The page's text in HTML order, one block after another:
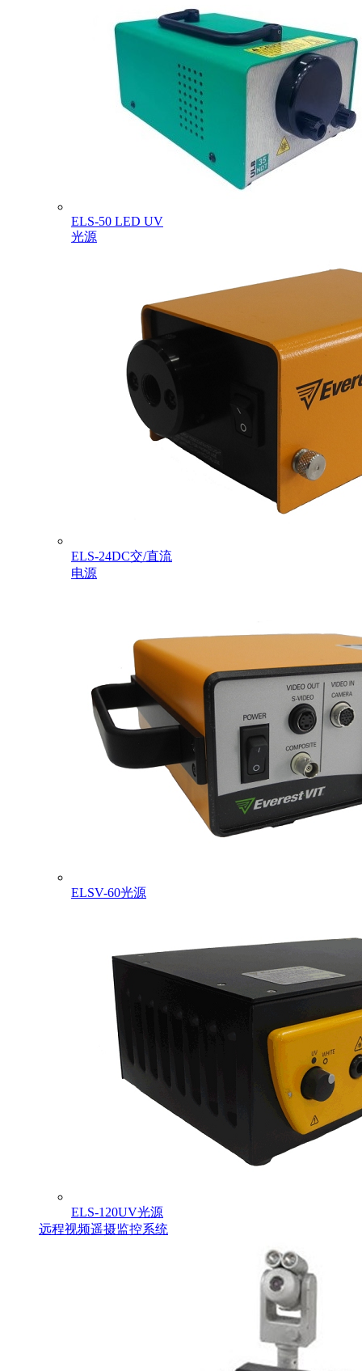
ELS-50 LED UV
光源
ELS-24DC交/直流
电源
ELSV-60光源
ELS-120UV光源
远程视频遥摄监控系统